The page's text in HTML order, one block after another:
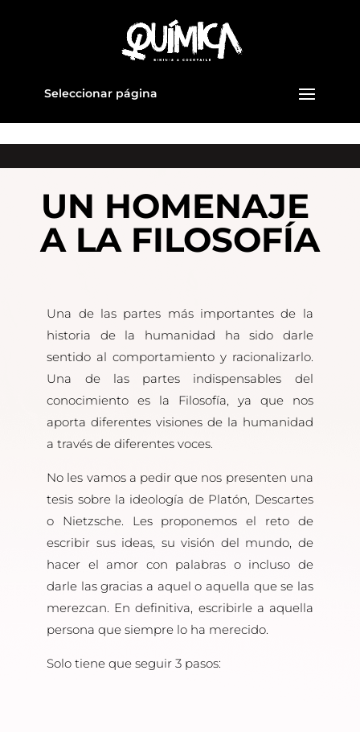
Seleccionar página
UN HOMENAJE
A LA FILOSOFÍA
Una de las partes más importantes de la
historia de la humanidad ha sido darle
sentido al comportamiento y racionalizarlo.
Una de las partes indispensables del
conocimiento es la Filosofía, ya que nos
aporta diferentes visiones de la humanidad
a través de diferentes voces.
No les vamos a pedir que nos presenten una
tesis sobre la ideología de Platón, Descartes
o Nietzsche. Les proponemos el reto de
escribir sus ideas, su visión del mundo, de
hacer el amor con palabras o incluso de
darle las gracias a aquel o aquella que se las
merezcan. En definitiva, escribirle a aquella
persona que siempre lo ha merecido.
Solo tiene que seguir 3 pasos: